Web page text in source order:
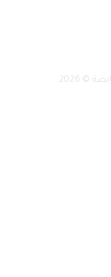
© 2026